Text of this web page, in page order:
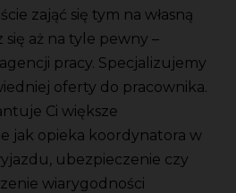
zająć się tym na własną
się aż na tyle pewny –
pracy. Specjalizujemy
oferty do pracownika.
Ci większe
jak opieka koordynatora w
ubezpieczenie czy
wiarygodności